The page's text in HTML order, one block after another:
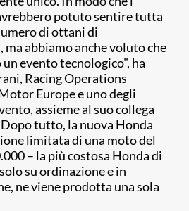
potuto sentire tutta
di ottani di
ma abbiamo anche voluto che
evento tecnologico", ha
Racing Operations
Europe e uno degli
assieme al suo collega
tutto, la nuova Honda
limitata di una moto del
– la più costosa Honda di
su ordinazione e in
ne viene prodotta una sola